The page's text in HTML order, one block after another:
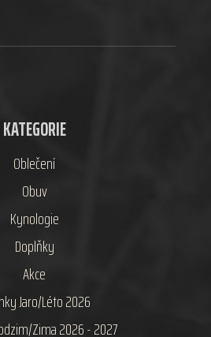
KATEGORIE
Oblečení
Obuv
Kynologie
Doplňky
Akce
Jaro/Léto 2026
Zima 2026 - 2027